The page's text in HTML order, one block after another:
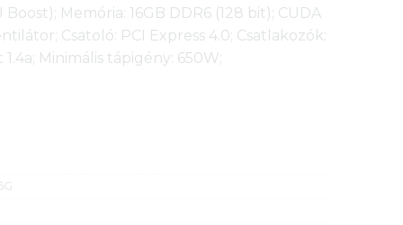
Memória: 16GB DDR6 (128 bit); CUDA
Csatoló: PCI Express 4.0; Csatlakozók:
1.4a; Minimális tápigény: 650W;